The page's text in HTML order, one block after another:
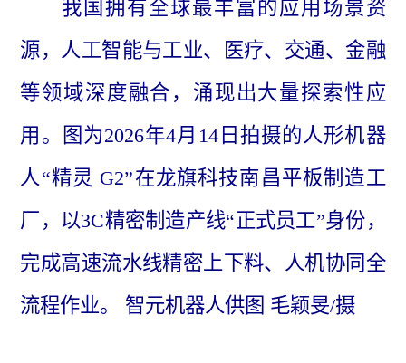
我国拥有全球最丰富的应用场景资
源，人工智能与工业、医疗、交通、金融
等领域深度融合，涌现出大量探索性应
用。图为2026年4月14日拍摄的人形机器
人“精灵 G2”在龙旗科技南昌平板制造工
厂，以3C精密制造产线“正式员工”身份，
完成高速流水线精密上下料、人机协同全
流程作业。 智元机器人供图 毛颖旻/摄